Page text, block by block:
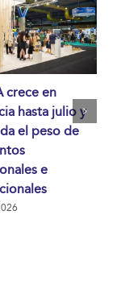
crece en
hasta julio y
el peso de
e